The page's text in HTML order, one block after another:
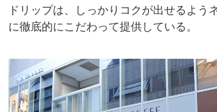
ドリップは、しっかりコクが出せるよう
に徹底的にこだわって提供している。